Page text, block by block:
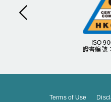
ISO
證書編號
Previous
Terms of Use